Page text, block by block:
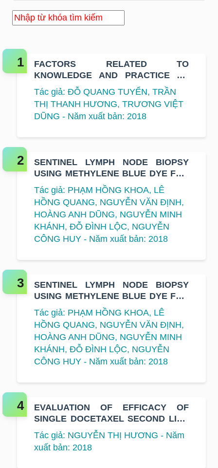
FACTORS RELATED TO
KNOWLEDGE AND PRACTICE OF
BREAST SELF EXAMINATION
AMONG FEMALE EMPLOYEES AT
SOME ENTERPRISES IN HANOI AND
HO CHI MINH CITY
Tác giả: ĐỖ QUANG TUYỂN, TRẦN
THỊ THANH HƯƠNG, TRƯƠNG VIỆT
DŨNG - Năm xuất bản: 2018
SENTINEL LYMPH NODE BIOPSY
USING METHYLENE BLUE DYE FOR
EARLY-STAGE BREAST CANCER AT
K HOSPITAL
Tác giả: PHẠM HỒNG KHOA, LÊ
HỒNG QUANG, NGUYỄN VĂN ĐỊNH,
HOÀNG ANH DŨNG, NGUYỄN MINH
KHÁNH, ĐỖ ĐÌNH LỘC, NGUYỄN
CÔNG HUY - Năm xuất bản: 2018
SENTINEL LYMPH NODE BIOPSY
USING METHYLENE BLUE DYE FOR
EARLY-STAGE BREAST CANCER AT
K HOSPITAL
Tác giả: PHẠM HỒNG KHOA, LÊ
HỒNG QUANG, NGUYỄN VĂN ĐỊNH,
HOÀNG ANH DŨNG, NGUYỄN MINH
KHÁNH, ĐỖ ĐÌNH LỘC, NGUYỄN
CÔNG HUY - Năm xuất bản: 2018
EVALUATION OF EFFICACY OF
SINGLE DOCETAXEL SECOND LINE
THERAPY ON ADVANCED NON-
SMALL CELL LUNG CANCER AT K
HOSPITAL
Tác giả: NGUYỄN THỊ HƯƠNG - Năm
xuất bản: 2018